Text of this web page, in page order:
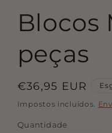
Blocos
peças
Preço
normal
€36,95 EUR
Impostos incluídos.
Quantidade
Quantidade